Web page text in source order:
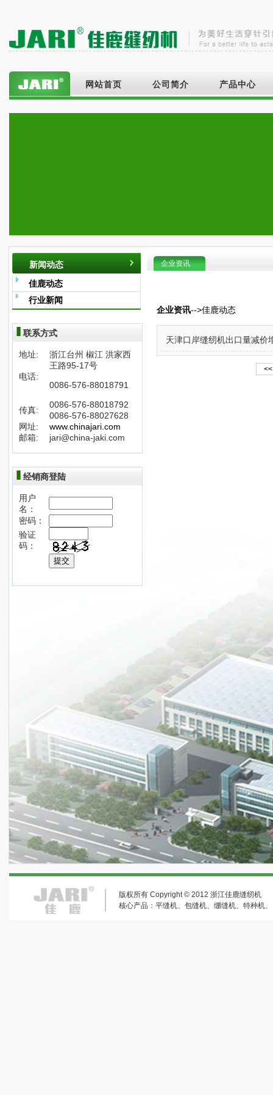
网站首页 公司简介 产品中心
新闻动态
佳鹿动态
行业新闻
联系方式
地址:
浙江台州 椒江 洪家西
王路95-17号
电话:
0086-576-88018791
传真:
0086-576-88018792
0086-576-88027628
网址:
www.chinajari.com
邮箱:
jari@china-jaki.com
经销商登陆
用户
名：
密码：
验证
码：
企业资讯
企业资讯-->佳鹿动态
天津口岸缝纫机出口量减价
<<
版权所有 Copyright © 2012 浙江佳鹿缝
核心产品：平缝机、包缝机、绷缝机、特种机